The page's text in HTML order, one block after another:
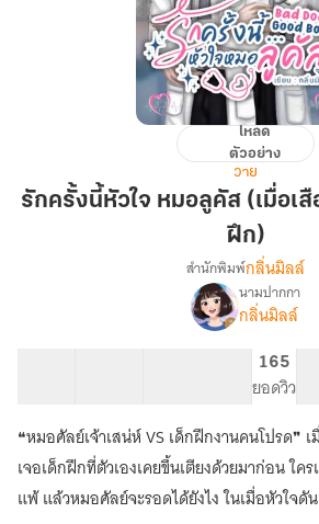
นี้
ร้าย
รัก
เด็ก
โหลด
ตัวอย่าง
วาย
รักครั้งนี้หัวใจ หมอลูคัส (เมื่อเ
ฝึก)
เรื่อง
มี
อี
บุ๊ก
รัก
ครั้ง
นี้
หัวใจ…
หมอ
สำนักพิมพ์กลิ่นมิลล์
นามปากกา
กลิ่นมิลล์
165
ยอดวิว
❝หมอศัลย์เจ้าเสน่ห์ VS เด็กฝึกงานคนโปรด❞
เจอเด็กฝึกที่ตัวเองเคยขึ้นเตียงด้วยมาก่อน ใ
แพ้ แล้วหมอศัลย์จะรอดได้ยังไง ในเมื่อหัวใจ